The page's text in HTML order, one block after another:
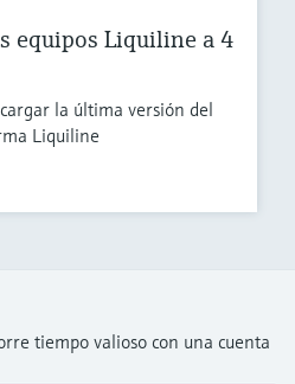
equipos Liquiline a 4
la última versión del
Liquiline
tiempo valioso con una cuenta